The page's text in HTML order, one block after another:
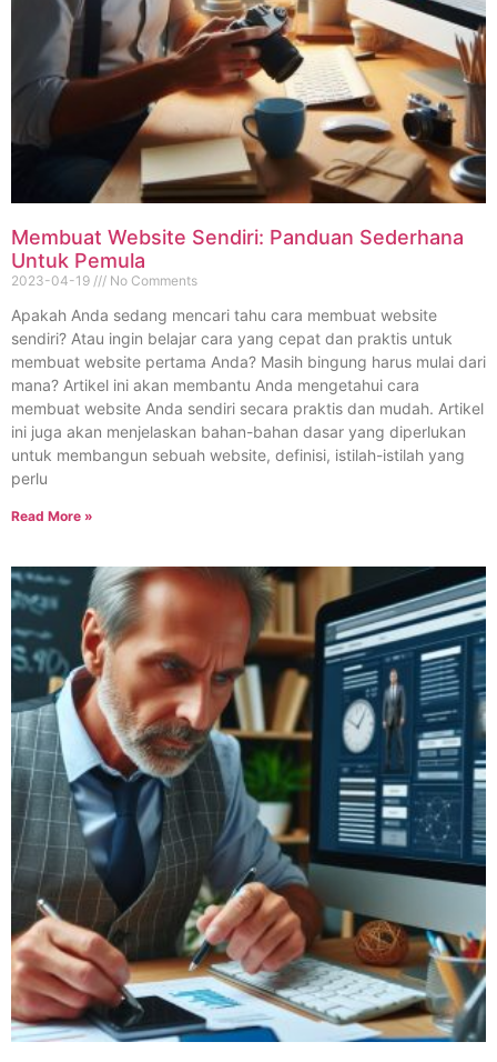
Membuat Website Sendiri: Panduan Sederhana
Untuk Pemula
2023-04-19 No Comments
Apakah Anda sedang mencari tahu cara membuat website
sendiri? Atau ingin belajar cara yang cepat dan praktis untuk
membuat website pertama Anda? Masih bingung harus mulai dari
mana? Artikel ini akan membantu Anda mengetahui cara
membuat website Anda sendiri secara praktis dan mudah. Artikel
ini juga akan menjelaskan bahan-bahan dasar yang diperlukan
untuk membangun sebuah website, definisi, istilah-istilah yang
perlu
Read More »